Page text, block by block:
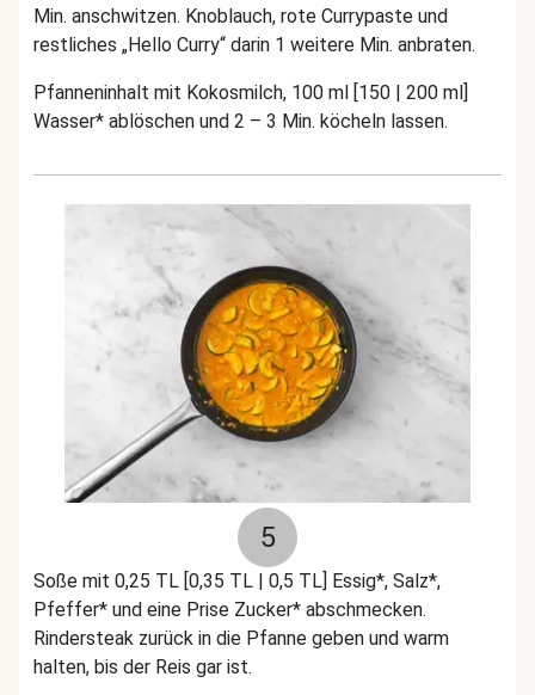
Min. anschwitzen. Knoblauch, rote Currypaste und
restliches „Hello Curry“ darin 1 weitere Min. anbraten.
Pfanneninhalt mit Kokosmilch, 100 ml [150 | 200 ml]
Wasser* ablöschen und 2 – 3 Min. köcheln lassen.
5
Soße mit 0,25 TL [0,35 TL | 0,5 TL] Essig*, Salz*,
Pfeffer* und eine Prise Zucker* abschmecken.
Rindersteak zurück in die Pfanne geben und warm
halten, bis der Reis gar ist.